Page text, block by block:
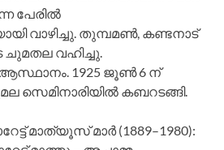
പേരില്‍
വാഴിച്ചു. തുമ്പമണ്‍, കണ്ടനാട്‌
വഹിച്ചു.
1925 ജൂണ്‍ 6 ന്‌
സെമിനാരിയില്‍ കബറടങ്ങി.
മാത്യൂസ്‌ മാര്‍ (1889–1980):